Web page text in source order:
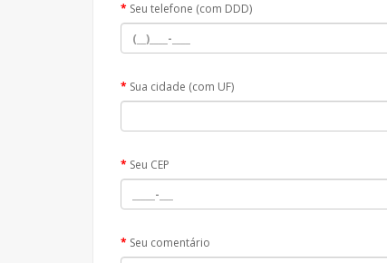
Seu telefone (com DDD)
Sua cidade (com UF)
Seu CEP
Seu comentário